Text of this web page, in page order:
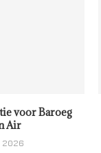
voor Baroeg
Air
2026